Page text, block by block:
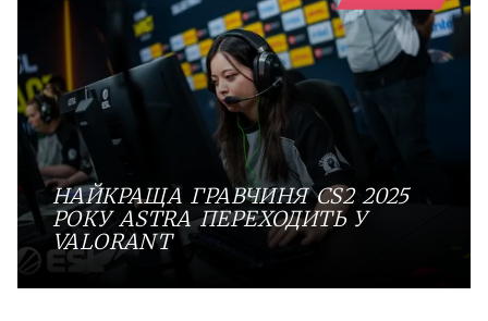
НАЙКРАЩА ГРАВЧИНЯ CS2 2025
РОКУ ASTRA ПЕРЕХОДИТЬ У
VALORANT